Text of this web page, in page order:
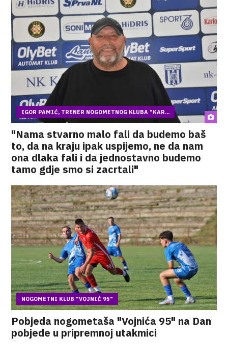
IGOR PAMIĆ, TRENER NOGOMETNOG KLUBA "KAR...
"Nama stvarno malo fali da budemo baš
to, da na kraju ipak uspijemo, ne da nam
ona dlaka fali i da jednostavno budemo
tamo gdje smo si zacrtali"
NOGOMETNI KLUB "VOJNIĆ 95"
Pobjeda nogometaša "Vojnića 95" na Dan
pobjede u pripremnoj utakmici